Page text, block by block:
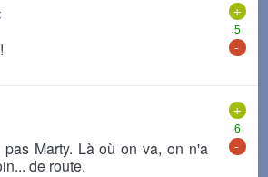
+
5
-
+
6
-
Marty. Là où on va, on n'a
de route.